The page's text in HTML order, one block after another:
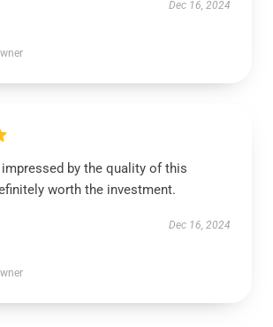
Dec 16, 2024
impressed by the quality of this
worth the investment.
Dec 16, 2024